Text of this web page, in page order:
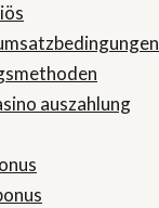
auszahlung